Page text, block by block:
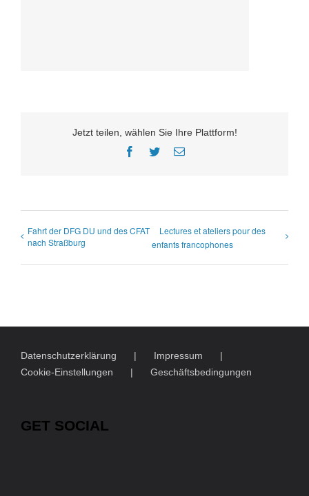
Jetzt teilen, wählen Sie Ihre Plattform!
Facebook
TwitterE-
Fahrt der DFG DU und des CFAT
nach Straßburg
Lectures et ateliers pour des
enfants francophones
Datenschutzerklärung
Impressum
Cookie-Einstellungen
Geschäftsbedingungen
GET SOCIAL